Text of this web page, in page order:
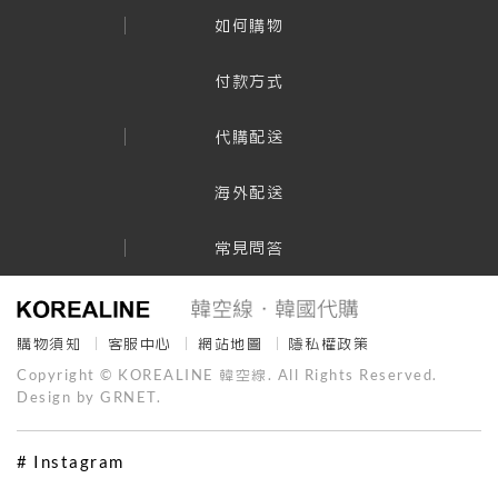
如何購物
付款方式
代購配送
海外配送
常見問答
購物須知 客服中心 網站地圖
隱私權政策
Copyright © KOREALINE 韓空線. All Rights Reserved.
Design by GRNET.
# Instagram